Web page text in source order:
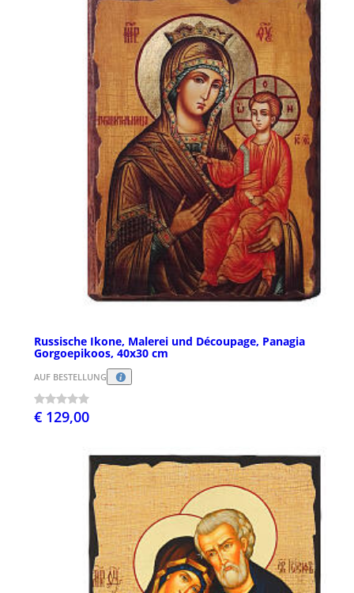
Russische Ikone, Malerei und Découpage, Panagia
Gorgoepikoos, 40x30 cm
AUF BESTELLUNG
€ 129,00